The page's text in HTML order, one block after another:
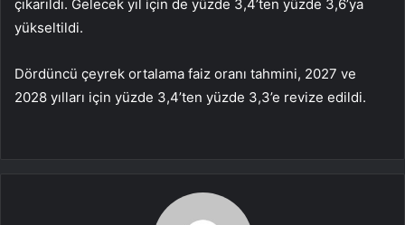
çıkarıldı. Gelecek yıl için de yüzde 3,4’ten yüzde 3,6’ya
yükseltildi.
Dördüncü çeyrek ortalama faiz oranı tahmini, 2027 ve
2028 yılları için yüzde 3,4’ten yüzde 3,3’e revize edildi.